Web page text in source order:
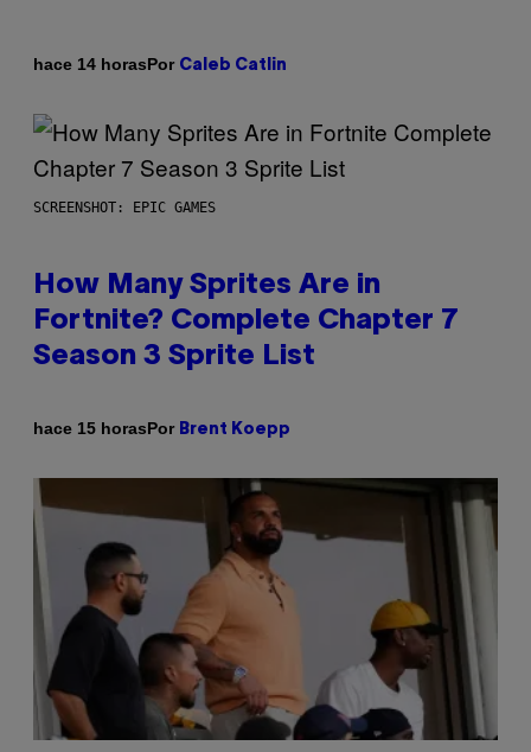
hace 14 horasPor Caleb Catlin
SCREENSHOT: EPIC GAMES
How Many Sprites Are in
Fortnite? Complete Chapter 7
Season 3 Sprite List
hace 15 horasPor Brent Koepp